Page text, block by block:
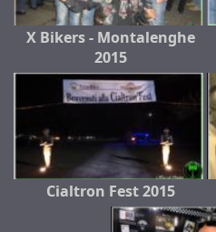
X Bikers - Montalenghe
2015
Cialtron Fest 2015